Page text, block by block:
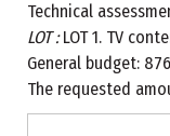
Technical
LOT :LOT 1. TV
General budget:
The requested